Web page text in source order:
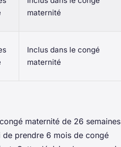
maternité
Inclus dans le congé
maternité
maternité de 26 semaines
prendre 6 mois de congé